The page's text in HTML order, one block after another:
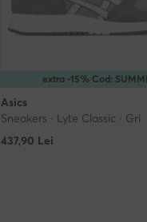
extra -15% Cod:
Asics
Sneakers · Lyte Classic · Gri
437,90 Lei